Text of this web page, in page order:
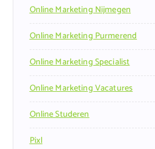
Online Marketing Nijmegen
Online Marketing Purmerend
Online Marketing Specialist
Online Marketing Vacatures
Online Studeren
Pixl